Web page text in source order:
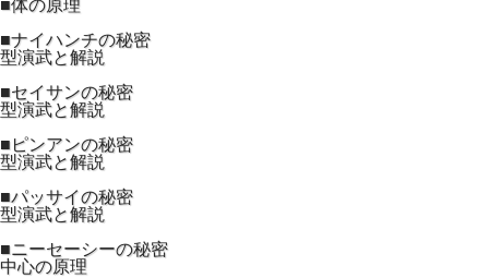
■体の原理
■ナイハンチの秘密
型演武と解説
■セイサンの秘密
型演武と解説
■ピンアンの秘密
型演武と解説
■パッサイの秘密
型演武と解説
■ニーセーシーの秘密
中心の原理